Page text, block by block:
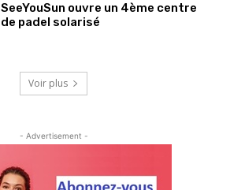
SeeYouSun ouvre un 4ème centre
de padel solarisé
Voir plus
- Advertisement -